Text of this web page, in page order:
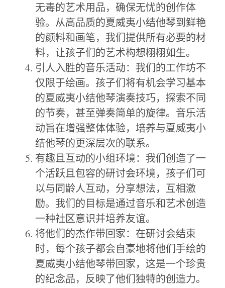
无毒的艺术用品，确保无忧的创作体
验。从高品质的夏威夷小结他琴到鲜艳
的颜料和画笔，我们提供所有必要的材
料，让孩子们的艺术构想栩栩如生。
引人入胜的音乐活动：我们的工作坊不
仅限于绘画。孩子们将有机会学习基本
的夏威夷小结他琴演奏技巧，探索不同
的节奏，甚至弹奏简单的旋律。音乐活
动旨在增强整体体验，培养与夏威夷小
结他琴的更深层次的联系。
有趣且互动的小组环境：我们创造了一
个活跃且包容的研讨会环境，孩子们可
以与同龄人互动，分享想法，互相激
励。我们的目标是通过音乐和艺术创造
一种社区意识并培养友谊。
将他们的杰作带回家：在研讨会结束
时，每个孩子都会自豪地将他们手绘的
夏威夷小结他琴带回家，这是一个珍贵
的纪念品，反映了他们独特的创造力。